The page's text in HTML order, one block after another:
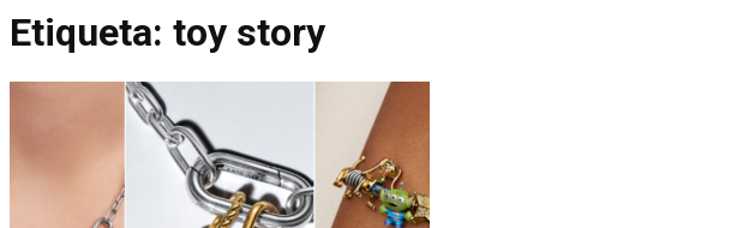
Etiqueta: toy story